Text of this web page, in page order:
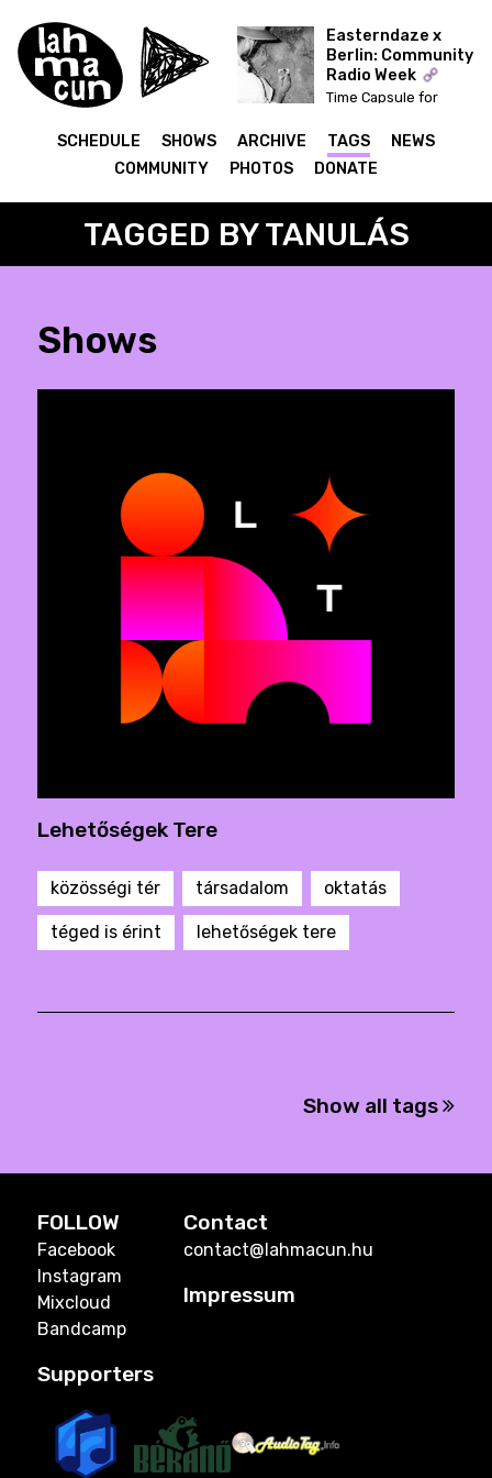
Easterndaze x
Berlin: Community
Radio Week
Time Capsule for
SCHEDULE SHOWS ARCHIVE TAGS
NEWS
COMMUNITY
PHOTOS DONATE
TAGGED BY TANULÁS
Shows
Lehetőségek Tere
közösségi tér társadalom oktatás
téged is érint lehetőségek tere
Show all tags
FOLLOW
Facebook
Instagram
Mixcloud
Bandcamp
Contact
contact@lahmacun.hu
Impressum
Supporters